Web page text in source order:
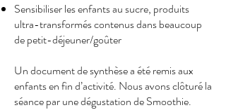
Sensibiliser les enfants au sucre, produits
ultra-transformés contenus dans beaucoup
de petit-déjeuner/goûter
Un document de synthèse a été remis aux
enfants en fin d’activité. Nous avons clôturé la
séance par une dégustation de Smoothie.